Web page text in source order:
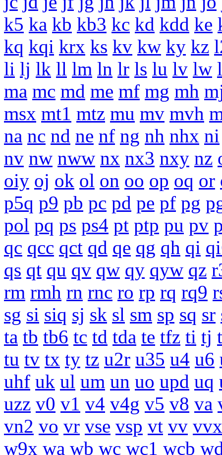
k5 ka kb kb3 kc kd kdd ke
kq kqi krx ks kv kw ky kz
li lj lk ll lm ln lr ls lu lv lw
ma mc md me mf mg mh
msx mt1 mtz mu mv mvh
na nc nd ne nf ng nh nhx ni
nv nw nww nx nx3 nxy nz
oiy oj ok ol on oo op oq or
p5q p9 pb pc pd pe pf pg
pol pq ps ps4 pt ptp pu pv
qc qcc qct qd qe qg qh qi
qs qt qu qv qw qy qyw qz
rm rmh rn rnc ro rp rq rq9
sg si siq sj sk sl sm sp sq sr
ta tb tb6 tc td tda te tfz ti tj
tu tv tx ty tz u2r u35 u4 u6
uhf uk ul um un uo upd uq
uzz v0 v1 v4 v4g v5 v8 va
vn2 vo vr vse vsp vt vv vvx
w9x wa wb wc wc1 wcb